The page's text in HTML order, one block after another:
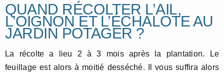
QUAND RÉCOLTER L’AIL,
L’OIGNON ET L’ÉCHALOTE AU
JARDIN POTAGER ?
La récolte a lieu 2 à 3 mois après la plantation. Le
feuillage est alors à moitié desséché. Il vous suffira alors